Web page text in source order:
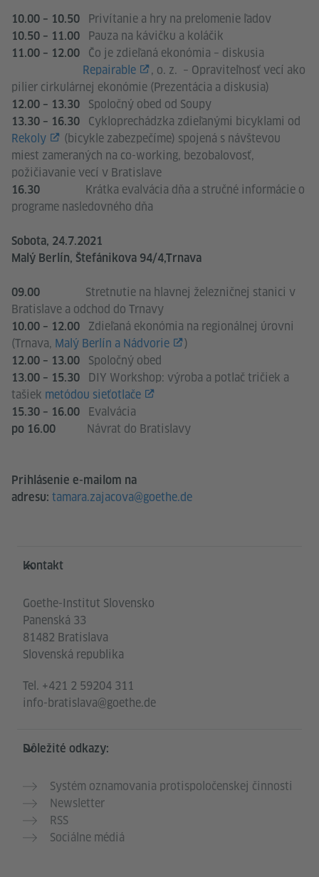
10.00 – 10.50 Privítanie a hry na prelomenie ľadov
10.50 – 11.00 Pauza na kávičku a koláčik
11.00 – 12.00 Čo je zdieľaná ekonómia – diskusia
Repairable
, o. z. – Opraviteľnosť vecí ako
pilier cirkulárnej ekonómie (Prezentácia a diskusia)
12.00 – 13.30 Spoločný obed od Soupy
13.30 – 16.30 Cykloprechádzka zdieľanými bicyklami od
Rekoly
(bicykle zabezpečíme) spojená s návštevou
miest zameraných na co-working, bezobalovosť,
požičiavanie vecí v Bratislave
16.30 Krátka evalvácia dňa a stručné informácie o
programe nasledovného dňa
Sobota, 24.7.2021
Malý Berlín, Štefánikova 94/4,Trnava
09.00 Stretnutie na hlavnej železničnej stanici v
Bratislave a odchod do Trnavy
10.00 – 12.00 Zdieľaná ekonómia na regionálnej úrovni
(Trnava, Malý Berlín a Nádvorie )
12.00 – 13.00 Spoločný obed
13.00 – 15.30 DIY Workshop: výroba a potlač tričiek a
tašiek metódou sieťotlače
15.30 – 16.00 Evalvácia
po 16.00 Návrat do Bratislavy
Prihlásenie e-mailom na
adresu: tamara.zajacova@goethe.de
Service- und Informationsbereich
Kontakt
Goethe-Institut Slovensko
Panenská 33
81482 Bratislava
Slovenská republika
Tel. +421 2 59204 311
info-bratislava@goethe.de
Dôležité odkazy:
Systém oznamovania protispoločenskej činnosti
Newsletter
RSS
Sociálne médiá